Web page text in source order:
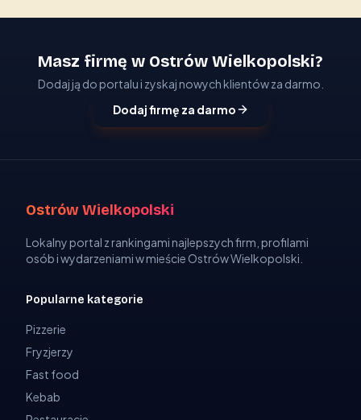
Masz firmę w Ostrów Wielkopolski?
Dodaj ją do portalu i zyskaj nowych klientów za darmo.
Dodaj firmę za darmo
Ostrów Wielkopolski
Lokalny portal z rankingami najlepszych firm, profilami
osób i wydarzeniami w mieście Ostrów Wielkopolski.
Popularne kategorie
Pizzerie
Fryzjerzy
Fast food
Kebab